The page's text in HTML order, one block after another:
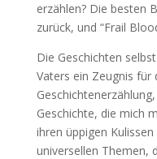
erzählen? Die besten
zurück, und “Frail
Die Geschichten
Vaters ein Zeugnis für
Geschichte, die mich
ihren üppigen
universellen Themen,